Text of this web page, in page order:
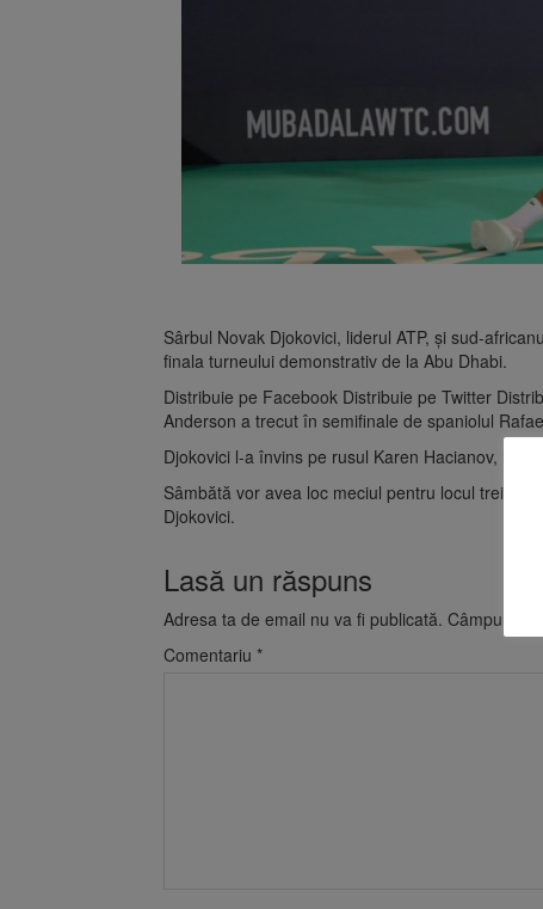
Sârbul Novak Djokovici, liderul ATP, şi sud-
finala turneului demonstrativ de la Abu Dhabi.
Distribuie pe Facebook Distribuie pe Twitter
Anderson a trecut în semifinale de spaniolul
Djokovici l-a învins pe rusul Karen Hacianov, locul
Sâmbătă vor avea loc meciul pentru locul trei,
Djokovici.
Lasă un răspuns
Adresa ta de email nu va fi publicată. Câmpurile
Comentariu *